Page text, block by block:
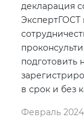
декларация
ЭкспертГОСТ
в срок и без
Февраль 2024